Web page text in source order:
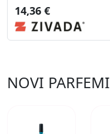
14,36 €
NOVI PARFEMI